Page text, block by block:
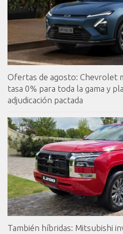
Ofertas de agosto: Chevrolet
tasa 0% para toda la gama y
adjudicación pactada
También híbridas: Mitsubishi